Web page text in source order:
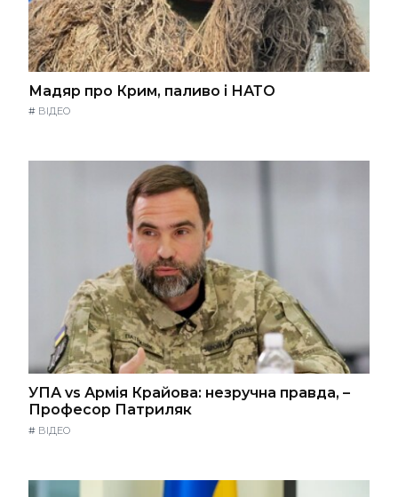
Мадяр про Крим, паливо і НАТО
# ВІДЕО
УПА vs Армія Крайова: незручна правда, –
Професор Патриляк
# ВІДЕО